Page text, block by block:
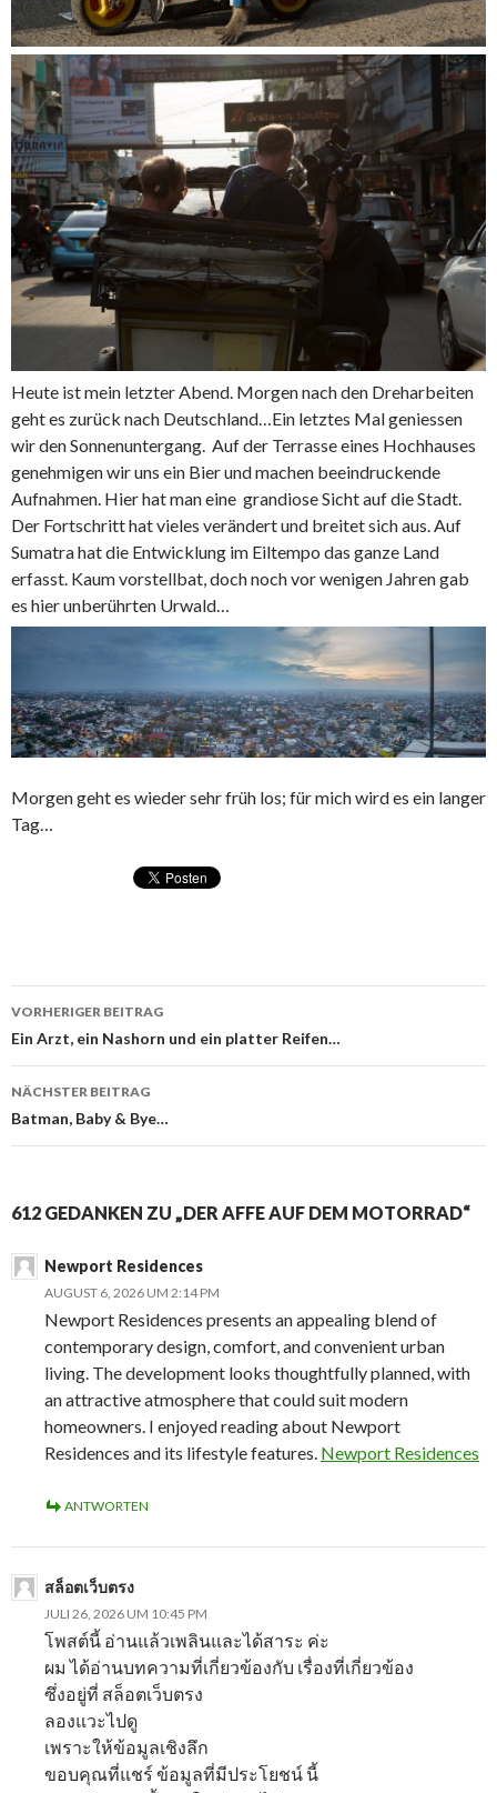
Heute ist mein letzter Abend. Morgen nach den Dreharbeiten
geht es zurück nach Deutschland…Ein letztes Mal geniessen
wir den Sonnenuntergang. Auf der Terrasse eines Hochhauses
genehmigen wir uns ein Bier und machen beeindruckende
Aufnahmen. Hier hat man eine grandiose Sicht auf die Stadt.
Der Fortschritt hat vieles verändert und breitet sich aus. Auf
Sumatra hat die Entwicklung im Eiltempo das ganze Land
erfasst. Kaum vorstellbat, doch noch vor wenigen Jahren gab
es hier unberührten Urwald…
Morgen geht es wieder sehr früh los; für mich wird es ein langer
Tag…
Beitragsnavigation
VORHERIGER BEITRAG
Ein Arzt, ein Nashorn und ein platter Reifen…
NÄCHSTER BEITRAG
Batman, Baby & Bye…
612 GEDANKEN ZU „DER AFFE AUF DEM MOTORRAD“
Newport Residences
AUGUST 6, 2026 UM 2:14 PM
Newport Residences presents an appealing blend of
contemporary design, comfort, and convenient urban
living. The development looks thoughtfully planned, with
an attractive atmosphere that could suit modern
homeowners. I enjoyed reading about Newport
Residences and its lifestyle features. Newport Residences
ANTWORTEN
สล็อตเว็บตรง
JULI 26, 2026 UM 10:45 PM
โพสต์นี้ อ่านแล้วเพลินและได้สาระ ค่ะ
ผม ได้อ่านบทความที่เกี่ยวข้องกับ เรื่องที่เกี่ยวข้อง
ซึ่งอยู่ที่ สล็อตเว็บตรง
ลองแวะไปดู
เพราะให้ข้อมูลเชิงลึก
ขอบคุณที่แชร์ ข้อมูลที่มีประโยชน์ นี้